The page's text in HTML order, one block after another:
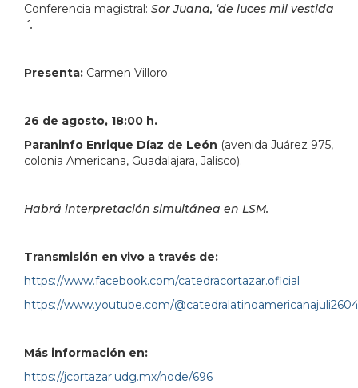
Conferencia magistral: Sor Juana, ‘de luces mil vestida
´.
Presenta: Carmen Villoro.
26 de agosto, 18:00 h.
Paraninfo Enrique Díaz de León (avenida Juárez 975,
colonia Americana, Guadalajara, Jalisco).
Habrá interpretación simultánea en LSM.
Transmisión en vivo a través de:
https://www.facebook.com/catedracortazar.oficial
https://www.youtube.com/@catedralatinoamericanajuli2604
Más información en:
https://jcortazar.udg.mx/node/696